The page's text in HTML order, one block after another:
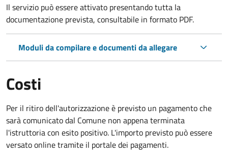
Il servizio può essere attivato presentando tutta la
documentazione prevista, consultabile in formato PDF.
Moduli da compilare e documenti da allegare
Costi
Per il ritiro dell'autorizzazione è previsto un pagamento che
sarà comunicato dal Comune non appena terminata
l'istruttoria con esito positivo. L'importo previsto può essere
versato online tramite il portale dei pagamenti.